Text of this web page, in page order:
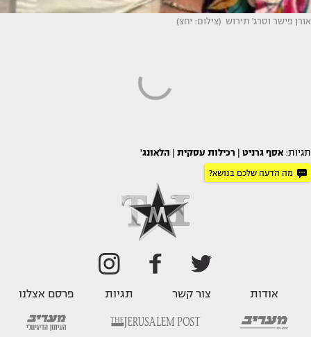
אורן פישר וסרג' תירוש (צילום: יחצ)
תגיות: אסף גרניט רכילות עסקית הלאונג'
מה הדעה שלכם בנושא?
אודות צור קשר תגיות פרסם אצלנו